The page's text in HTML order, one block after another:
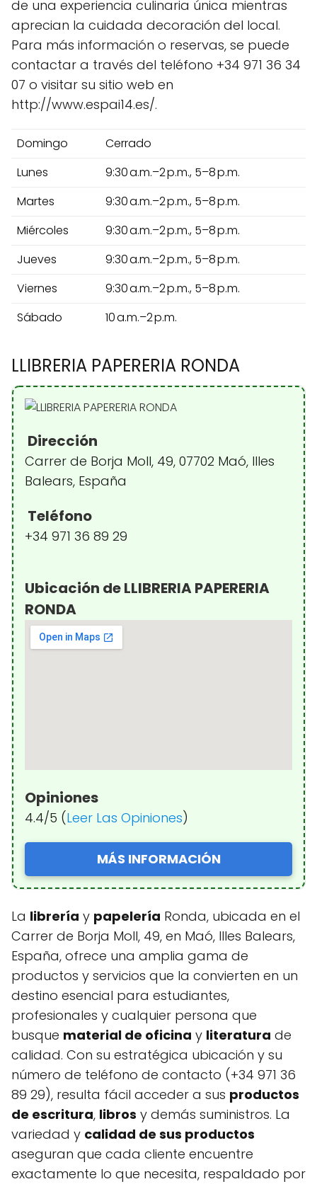
de una experiencia culinaria única mientras
aprecian la cuidada decoración del local.
Para más información o reservas, se puede
contactar a través del teléfono +34 971 36 34
07 o visitar su sitio web en
http://www.espai14.es/.
Domingo
Cerrado
Lunes
9:30 a.m.–2 p.m., 5–8 p.m.
Martes
9:30 a.m.–2 p.m., 5–8 p.m.
Miércoles
9:30 a.m.–2 p.m., 5–8 p.m.
Jueves
9:30 a.m.–2 p.m., 5–8 p.m.
Viernes
9:30 a.m.–2 p.m., 5–8 p.m.
Sábado
10 a.m.–2 p.m.
LLIBRERIA PAPERERIA RONDA
Dirección
Carrer de Borja Moll, 49, 07702 Maó, Illes
Balears, España
Teléfono
+34 971 36 89 29
Ubicación de LLIBRERIA PAPERERIA
RONDA
Opiniones
4.4/5 (Leer Las Opiniones)
MÁS INFORMACIÓN
La librería y papelería Ronda, ubicada en el
Carrer de Borja Moll, 49, en Maó, Illes Balears,
España, ofrece una amplia gama de
productos y servicios que la convierten en un
destino esencial para estudiantes,
profesionales y cualquier persona que
busque material de oficina y literatura de
calidad. Con su estratégica ubicación y su
número de teléfono de contacto (+34 971 36
89 29), resulta fácil acceder a sus productos
de escritura, libros y demás suministros. La
variedad y calidad de sus productos
aseguran que cada cliente encuentre
exactamente lo que necesita, respaldado por